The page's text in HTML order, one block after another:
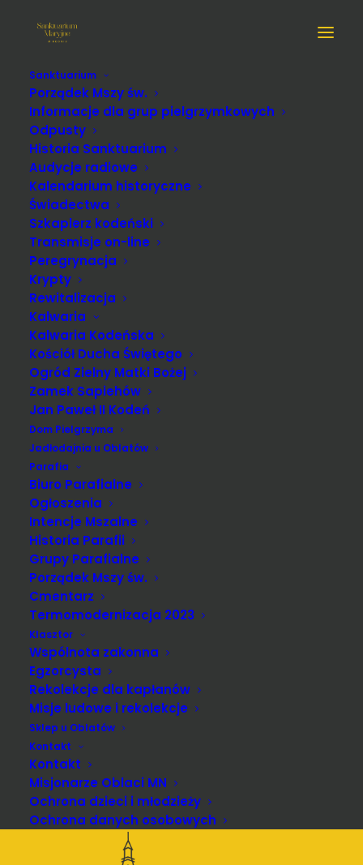
Sanktuarium
Porządek Mszy św.
Informacje dla grup pielgrzymkowych
Odpusty
Historia Sanktuarium
Audycje radiowe
Kalendarium historyczne
Świadectwa
Szkaplerz kodeński
Transmisje on-line
Peregrynacja
Krypty
Rewitalizacja
Kalwaria
Kalwaria Kodeńska
Kościół Ducha Świętego
Ogród Zielny Matki Bożej
Zamek Sapiehów
Jan Paweł II Kodeń
Dom Pielgrzyma
Jadłodajnia u Oblatów
Parafia
Biuro Parafialne
Ogłoszenia
Intencje Mszalne
Historia Parafii
Grupy Parafialne
Porządek Mszy św.
Cmentarz
Termomodernizacja 2023
Klasztor
Wspólnota zakonna
Egzorcysta
Rekolekcje dla kapłanów
Misje ludowe i rekolekcje
Sklep u Oblatów
Kontakt
Kontakt
Misjonarze Oblaci MN
Ochrona dzieci i młodzieży
Ochrona danych osobowych
"WIECZÓR Z MARYJĄ"
„WIECZÓR Z MARYJĄ”
Zapraszamy na cykliczne spotkania
modlitewno-formacyjne w Kodniu. Kolejne z nich
już 21 marca od godziny 19.